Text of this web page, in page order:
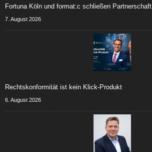
Fortuna Köln und format:c schließen Partnerschaft
7. August 2026
Rechtskonformität ist kein Klick-Produkt
6. August 2026